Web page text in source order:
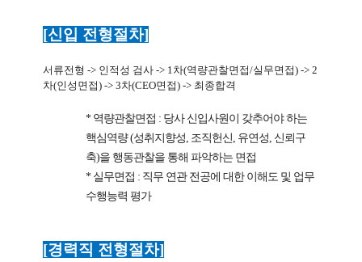
[신입 전형절차]
서류전형 -> 인적성 검사 -> 1 차(역량관찰면접/실무면접) -> 2
차(인성면접) -> 3차(CEO면접) -> 최종합격
* 역량관찰면접 : 당사 신입사원이 갖추어야 하는
핵심역량(성취지향성 조직헌신 유연성 신뢰구
축)을 행동관찰을 통해 파악하는 면접
* 실무면접 : 직무 연관 전공에 대한 이해도 및 업무
수행능력 평가
[경력직 전형절차]